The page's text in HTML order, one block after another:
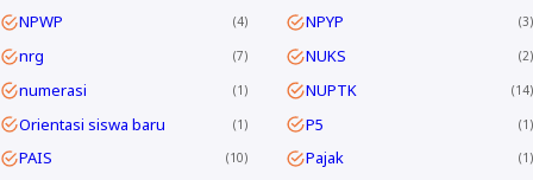
NPWP 4 NPYP 3
nrg 7 NUKS 2
numerasi 1 NUPTK 14
Orientasi siswa baru 1 P5 1
PAIS 10 Pajak 1